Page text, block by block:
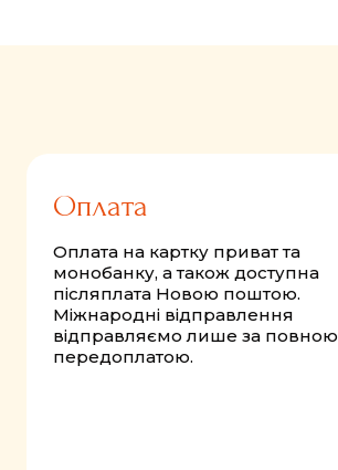
Оплата
Оплата на картку приват та
монобанку, а також доступна
післяплата Новою поштою.
Міжнародні відправлення
відправляємо лише за повною
передоплатою.